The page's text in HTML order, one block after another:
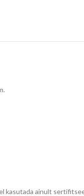
kasutada ainult